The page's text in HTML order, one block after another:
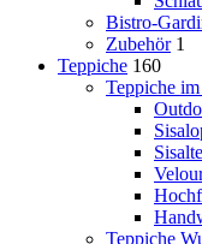
Bistro-
Zubehör 1
Teppiche 160
Teppiche im
Teppiche